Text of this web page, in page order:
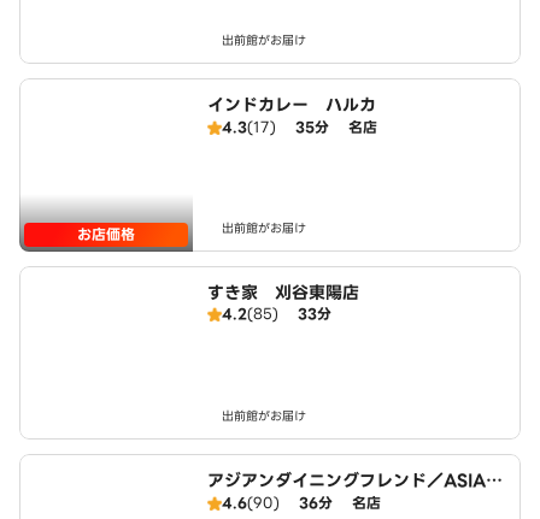
出前館がお届け
お店価格
インドカレー ハルカ
4.3(17) 35分 名店
出前館がお届け
すき家 刈谷東陽店
4.2(85) 33分
出前館がお届け
アジアンダイニングフレンド／ASIAN
DINING FRIEND
4.6(90) 36分 名店